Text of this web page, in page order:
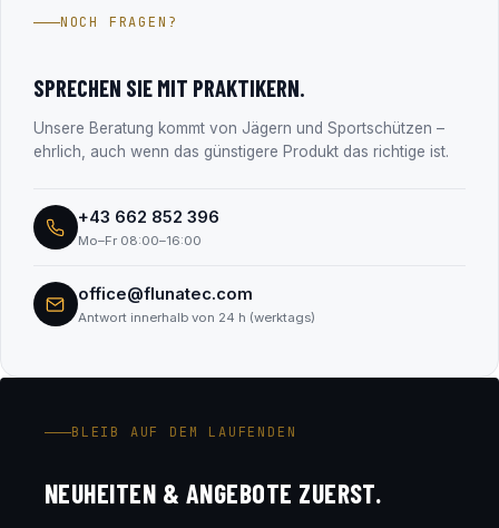
Salzburg). Alle Unternehmensdaten findest du transparent
NOCH FRAGEN?
SPRECHEN SIE MIT PRAKTIKERN.
Unsere Beratung kommt von Jägern und Sportschützen –
ehrlich, auch wenn das günstigere Produkt das richtige ist.
+43 662 852 396
Mo–Fr 08:00–16:00
office@flunatec.com
Antwort innerhalb von 24 h (werktags)
BLEIB AUF DEM LAUFENDEN
NEUHEITEN & ANGEBOTE ZUERST.